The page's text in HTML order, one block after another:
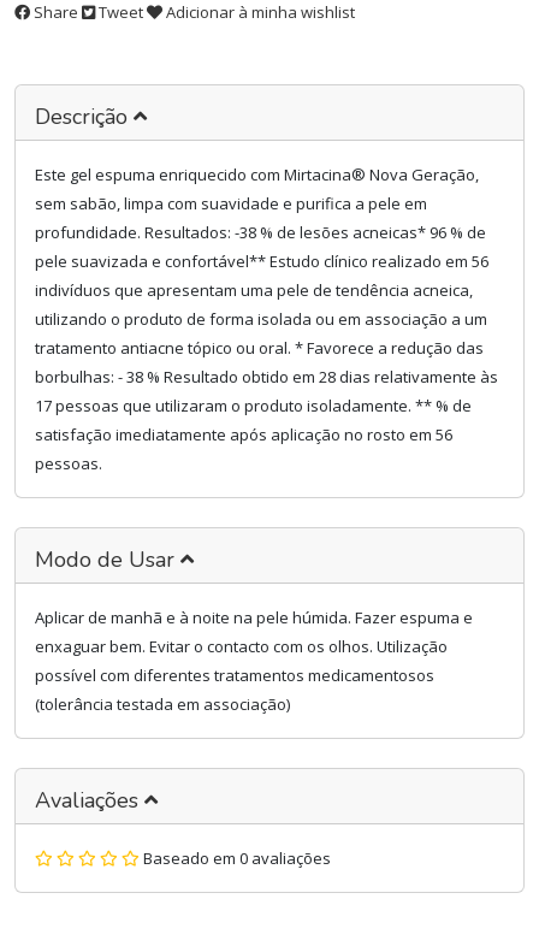
Share Tweet Adicionar à minha wishlist
Descrição
Este gel espuma enriquecido com Mirtacina® Nova Geração,
sem sabão, limpa com suavidade e purifica a pele em
profundidade. Resultados: -38 % de lesões acneicas* 96 % de
pele suavizada e confortável** Estudo clínico realizado em 56
indivíduos que apresentam uma pele de tendência acneica,
utilizando o produto de forma isolada ou em associação a um
tratamento antiacne tópico ou oral. * Favorece a redução das
borbulhas: - 38 % Resultado obtido em 28 dias relativamente às
17 pessoas que utilizaram o produto isoladamente. ** % de
satisfação imediatamente após aplicação no rosto em 56
pessoas.
Modo de Usar
Aplicar de manhã e à noite na pele húmida. Fazer espuma e
enxaguar bem. Evitar o contacto com os olhos. Utilização
possível com diferentes tratamentos medicamentosos
(tolerância testada em associação)
Avaliações
Baseado em 0 avaliações